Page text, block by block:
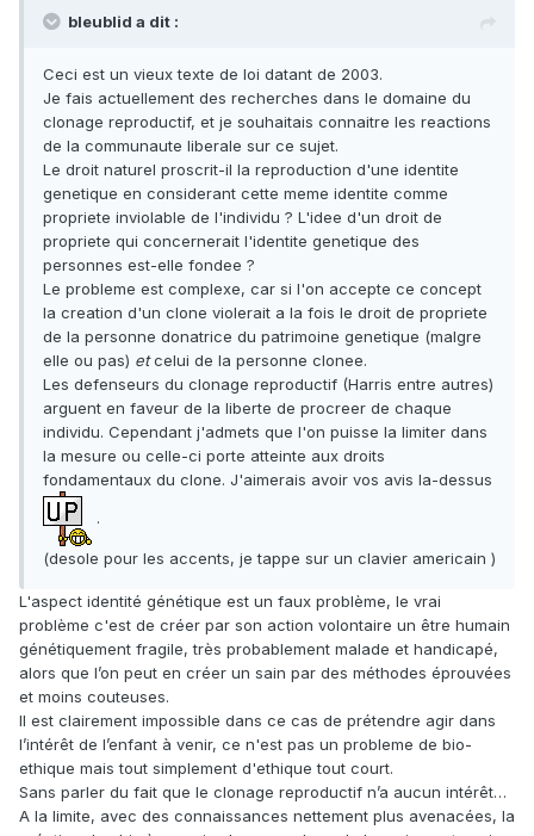
bleublid a dit :
Ceci est un vieux texte de loi datant de 2003.
Je fais actuellement des recherches dans le domaine du
clonage reproductif, et je souhaitais connaitre les reactions
de la communaute liberale sur ce sujet.
Le droit naturel proscrit-il la reproduction d'une identite
genetique en considerant cette meme identite comme
propriete inviolable de l'individu ? L'idee d'un droit de
propriete qui concernerait l'identite genetique des
personnes est-elle fondee ?
Le probleme est complexe, car si l'on accepte ce concept
la creation d'un clone violerait a la fois le droit de propriete
de la personne donatrice du patrimoine genetique (malgre
elle ou pas) etcelui de la personne clonee.
Les defenseurs du clonage reproductif (Harris entre autres)
arguent en faveur de la liberte de procreer de chaque
individu. Cependant j'admets que l'on puisse la limiter dans
la mesure ou celle-ci porte atteinte aux droits
fondamentaux du clone. J'aimerais avoir vos avis la-dessus
.
(desole pour les accents, je tappe sur un clavier americain )
L'aspect identité génétique est un faux problème, le vrai
problème c'est de créer par son action volontaire un être humain
génétiquement fragile, très probablement malade et handicapé,
alors que l’on peut en créer un sain par des méthodes éprouvées
et moins couteuses.
Il est clairement impossible dans ce cas de prétendre agir dans
l’intérêt de l’enfant à venir, ce n'est pas un probleme de bio-
ethique mais tout simplement d'ethique tout court.
Sans parler du fait que le clonage reproductif n’a aucun intérêt…
A la limite, avec des connaissances nettement plus avenacées, la